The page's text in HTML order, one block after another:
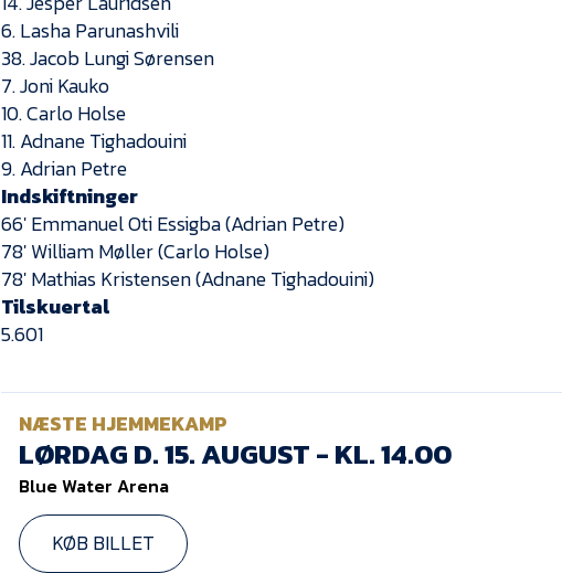
6. Lasha Parunashvili
38. Jacob Lungi Sørensen
7. Joni Kauko
10. Carlo Holse
11. Adnane Tighadouini
9. Adrian Petre
Indskiftninger
66′ Emmanuel Oti Essigba (Adrian Petre)
78′ William Møller (Carlo Holse)
78′ Mathias Kristensen (Adnane Tighadouini)
Tilskuertal
5.601
NÆSTE HJEMMEKAMP
LØRDAG D. 15. AUGUST - KL. 14.00
Blue Water Arena
KØB BILLET